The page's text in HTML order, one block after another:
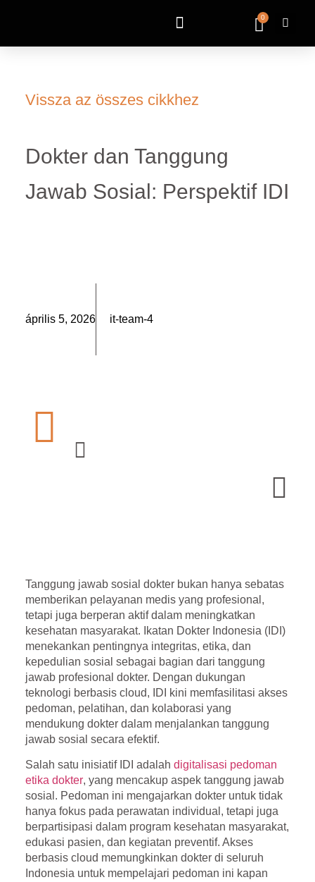
0
Vissza az összes cikkhez
Dokter dan Tanggung
Jawab Sosial: Perspektif IDI
április 5, 2026 it-team-4
Tanggung jawab sosial dokter bukan hanya sebatas
memberikan pelayanan medis yang profesional,
tetapi juga berperan aktif dalam meningkatkan
kesehatan masyarakat.
Ikatan Dokter Indonesia (IDI)
menekankan pentingnya integritas, etika, dan
kepedulian sosial sebagai bagian dari tanggung
jawab profesional dokter. Dengan dukungan
teknologi berbasis cloud, IDI kini memfasilitasi akses
pedoman, pelatihan, dan kolaborasi yang
mendukung dokter dalam menjalankan tanggung
jawab sosial secara efektif.
Salah satu inisiatif IDI adalah digitalisasi pedoman
etika dokter, yang mencakup aspek tanggung jawab
sosial. Pedoman ini mengajarkan dokter untuk tidak
hanya fokus pada perawatan individual, tetapi juga
berpartisipasi dalam program kesehatan masyarakat,
edukasi pasien, dan kegiatan preventif. Akses
berbasis cloud memungkinkan dokter di seluruh
Indonesia untuk mempelajari pedoman ini kapan